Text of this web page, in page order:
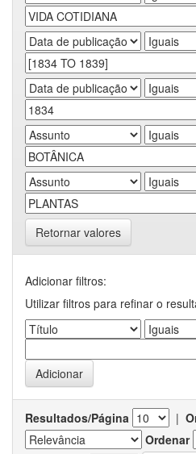
Retornar valores
Adicionar filtros:
Utilizar filtros para refinar o
Resultados/Página |
Ordenar